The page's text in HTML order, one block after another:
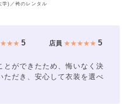
学)／袴のレンタル
5 店員 ★★★★★5
とができたため、悔いなく決
ただき、安心して衣装を選べ